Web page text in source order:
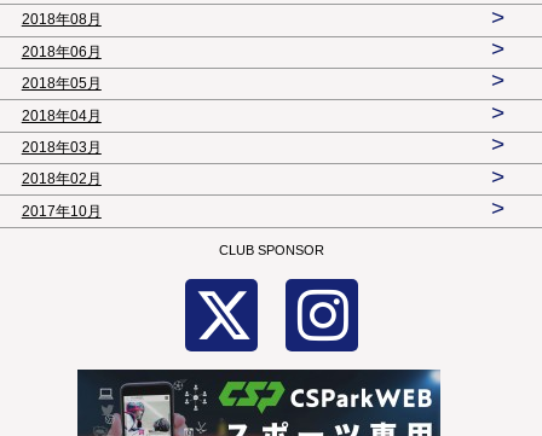
2018年08月 >
2018年06月 >
2018年05月 >
2018年04月 >
2018年03月 >
2018年02月 >
2017年10月 >
CLUB SPONSOR